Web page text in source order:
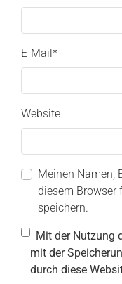
E-Mail*
Website
Meinen Namen,
diesem Browser
speichern.
Mit der Nutzung
mit der
durch diese